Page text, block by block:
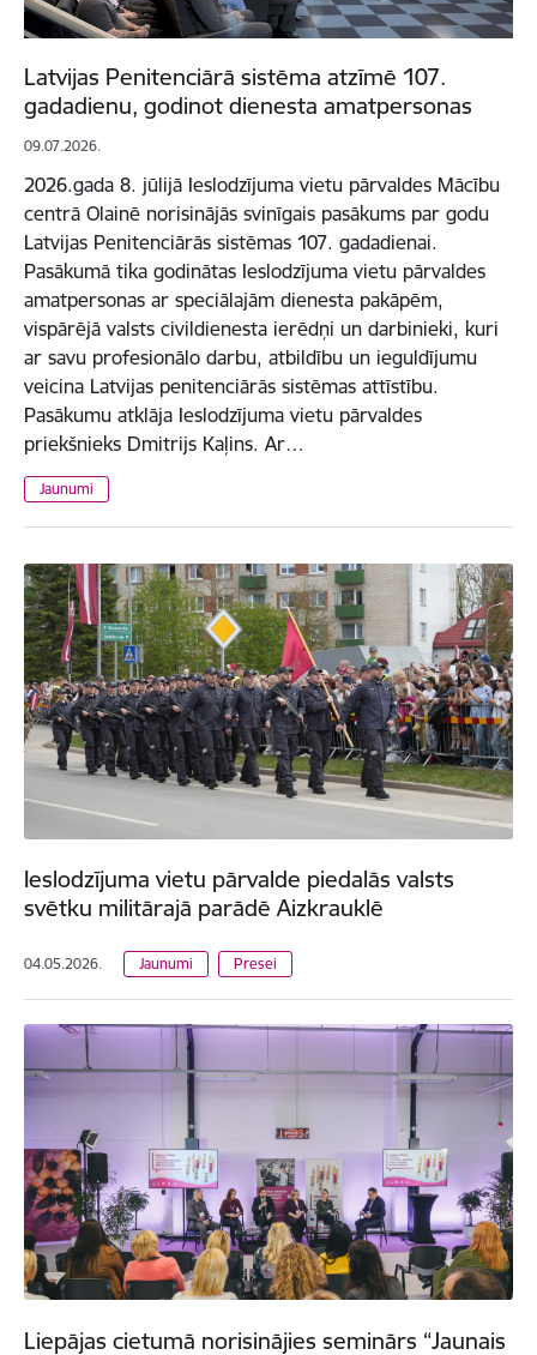
Latvijas Penitenciārā sistēma atzīmē 107.
gadadienu, godinot dienesta amatpersonas
09.07.2026.
2026.gada 8. jūlijā Ieslodzījuma vietu pārvaldes Mācību
centrā Olainē norisinājās svinīgais pasākums par godu
Latvijas Penitenciārās sistēmas 107. gadadienai.
Pasākumā tika godinātas Ieslodzījuma vietu pārvaldes
amatpersonas ar speciālajām dienesta pakāpēm,
vispārējā valsts civildienesta ierēdņi un darbinieki, kuri
ar savu profesionālo darbu, atbildību un ieguldījumu
veicina Latvijas penitenciārās sistēmas attīstību.
Pasākumu atklāja Ieslodzījuma vietu pārvaldes
priekšnieks Dmitrijs Kaļins. Ar…
Jaunumi
Ieslodzījuma vietu pārvalde piedalās valsts
svētku militārajā parādē Aizkrauklē
04.05.2026. Jaunumi Presei
Liepājas cietumā norisinājies seminārs “Jaunais